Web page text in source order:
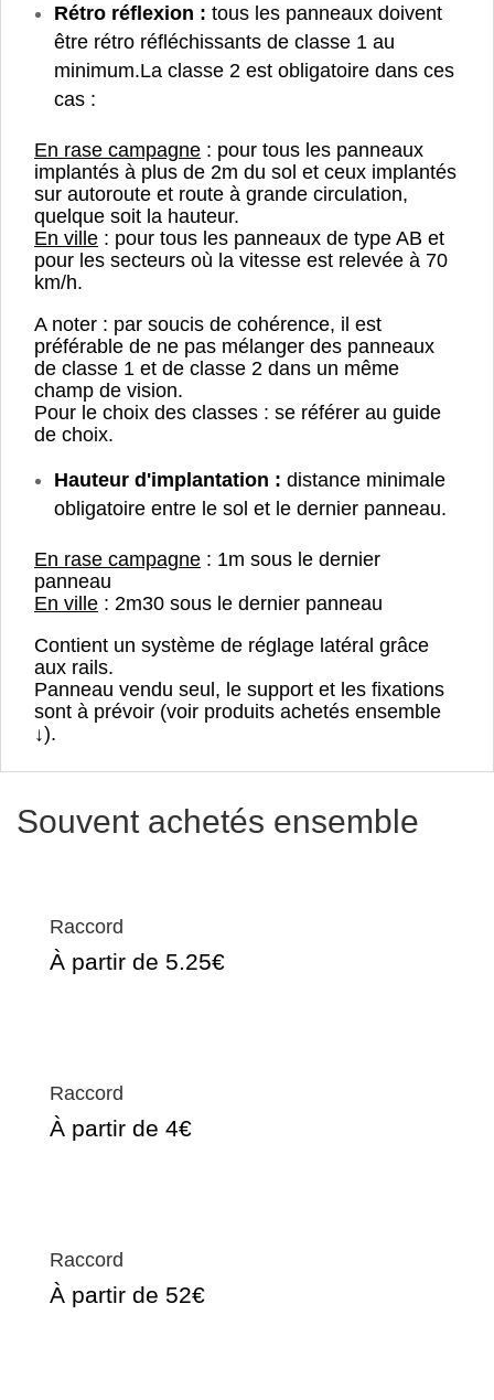
Rétro réflexion : tous les panneaux doivent
être rétro réfléchissants de classe 1 au
minimum.La classe 2 est obligatoire dans ces
cas :
En rase campagne : pour tous les panneaux
implantés à plus de 2m du sol et ceux implantés
sur autoroute et route à grande circulation,
quelque soit la hauteur.
En ville : pour tous les panneaux de type AB et
pour les secteurs où la vitesse est relevée à 70
km/h.
A noter : par soucis de cohérence, il est
préférable de ne pas mélanger des panneaux
de classe 1 et de classe 2 dans un même
champ de vision.
Pour le choix des classes : se référer au guide
de choix.
Hauteur d'implantation : distance minimale
obligatoire entre le sol et le dernier panneau.
En rase campagne : 1m sous le dernier
panneau
En ville : 2m30 sous le dernier panneau
Contient un système de réglage latéral grâce
aux rails.
Panneau vendu seul, le support et les fixations
sont à prévoir (voir produits achetés ensemble
↓).
Souvent achetés ensemble
Raccord
À partir de 5.25€
Raccord
À partir de 4€
Raccord
À partir de 52€